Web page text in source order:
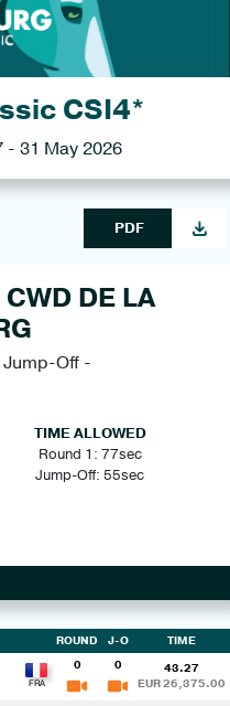
CSI4*
- 31 May 2026
PDF
DE LA
Off -
TIME ALLOWED
Round 1: 77sec
Jump-Off: 55sec
ROUND J-O TIME
0 0 43.27
EUR 26,375.00